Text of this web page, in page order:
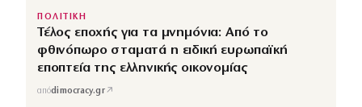
ΠΟΛΙΤΙΚΗ
Τέλος εποχής για τα μνημόνια: Από το
φθινόπωρο σταματά η ειδική ευρωπαϊκή
εποπτεία της ελληνικής οικονομίας
απόdimocracy.gr↗